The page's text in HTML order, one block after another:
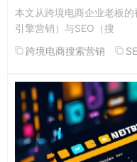
本文从跨境电商企业老板
引擎营销）与SEO（搜
跨境电商搜索营销